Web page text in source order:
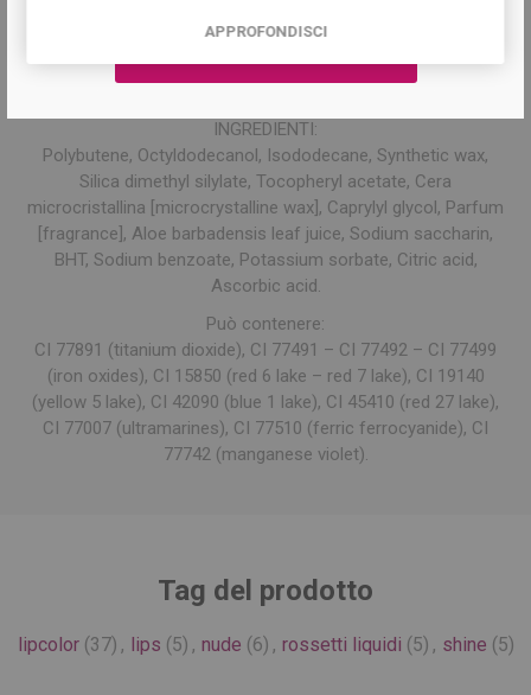
Non contiene allergeni
Vegan
INGREDIENTI:
Polybutene, Octyldodecanol, Isododecane, Synthetic wax,
Silica dimethyl silylate, Tocopheryl acetate, Cera
microcristallina [microcrystalline wax], Caprylyl glycol, Parfum
[fragrance], Aloe barbadensis leaf juice, Sodium saccharin,
BHT, Sodium benzoate, Potassium sorbate, Citric acid,
Ascorbic acid.
Può contenere:
CI 77891 (titanium dioxide), CI 77491 – CI 77492 – CI 77499
(iron oxides), CI 15850 (red 6 lake – red 7 lake), CI 19140
(yellow 5 lake), CI 42090 (blue 1 lake), CI 45410 (red 27 lake),
CI 77007 (ultramarines), CI 77510 (ferric ferrocyanide), CI
77742 (manganese violet).
Tag del prodotto
lipcolor (37) , lips (5) , nude (6) , rossetti liquidi (5) , shine (5)
APPROFONDISCI